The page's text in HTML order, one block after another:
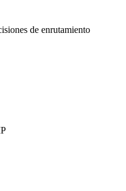
de enrutamiento